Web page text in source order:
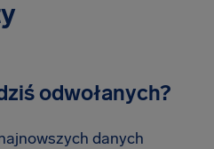
odwołanych?
danych